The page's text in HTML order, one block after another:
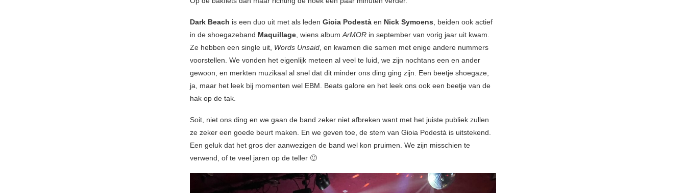
Dark Beach is een duo uit met als leden Gioia Podestà en Nick Symoens, beiden ook actief
in de shoegazeband Maquillage, wiens albumArMOR in september van vorig jaar uit kwam.
Ze hebben een single uit, Words Unsaid, en kwamen die samen met enige andere nummers
voorstellen. We vonden het eigenlijk meteen al veel te luid, we zijn nochtans een en ander
gewoon, en merkten muzikaal al snel dat dit minder ons ding ging zijn. Een beetje shoegaze,
ja, maar het leek bij momenten wel EBM. Beats galore en het leek ons ook een beetje van de
hak op de tak.
Soit, niet ons ding en we gaan de band zeker niet afbreken want met het juiste publiek zullen
ze zeker een goede beurt maken. En we geven toe, de stem van Gioia Podestà is uitstekend.
Een geluk dat het gros der aanwezigen de band wel kon pruimen. We zijn misschien te
verwend, of te veel jaren op de teller 🙂